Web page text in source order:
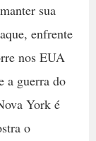
sua
enfrente
nos EUA
a guerra do
York é
o